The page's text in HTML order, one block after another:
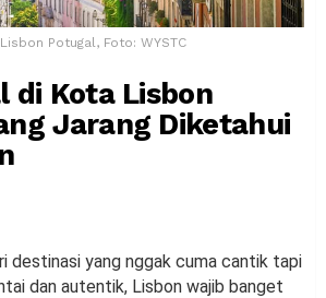
Potugal, Foto: WYSTC
di Kota Lisbon
Jarang Diketahui
destinasi yang nggak cuma cantik tapi
dan autentik, Lisbon wajib banget